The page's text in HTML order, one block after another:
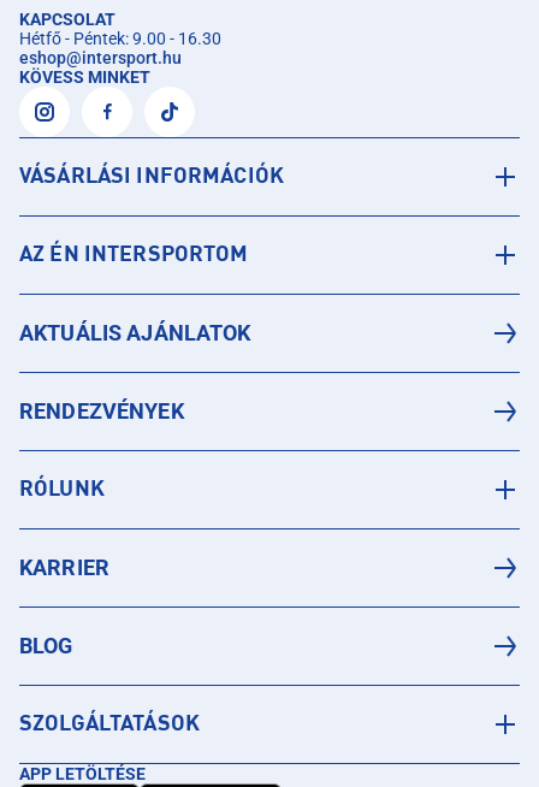
KAPCSOLAT
Hétfő - Péntek: 9.00 - 16.30
eshop@intersport.hu
KÖVESS MINKET
VÁSÁRLÁSI INFORMÁCIÓK
AZ ÉN INTERSPORTOM
AKTUÁLIS AJÁNLATOK
RENDEZVÉNYEK
RÓLUNK
KARRIER
BLOG
SZOLGÁLTATÁSOK
APP LETÖLTÉSE